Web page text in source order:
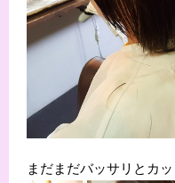
まだまだバッサリとカ